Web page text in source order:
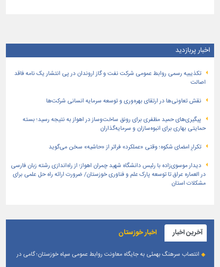
اخبار پربازدید
تكذیبیه رسمی روابط عمومی شركت نفت و گاز اروندان در پی انتشار یک نامه فاقد
اصالت
نقش تعاونی‌ها در ارتقای بهره‌وری و توسعه سرمایه انسانی شرکت‌ها
پیگیری‌های حمید مظفری برای رونق ساخت‌وساز در اهواز به نتیجه رسید؛ بسته
حمایتی بهاری برای انبوه‌سازان و سرمایه‌گذاران
تکرارِ امضای شکوه؛ وقتی «عملکرد» فراتر از «حاشیه» سخن می‌گوید
دیدار موسوی‌زاده با رئیس دانشگاه شهید چمران اهواز؛ از راه‌اندازی رشته زبان فارسی
در العماره عراق تا توسعه پارک علم و فناوری خوزستان/ ضرورت ارائه راه حل علمی برای
مشکلات استان
آخرین اخبار اخبار خوزستان
انتصاب سرهنگ بهمئی به جایگاه معاونت روابط عمومی سپاه خوزستان؛ گامی در